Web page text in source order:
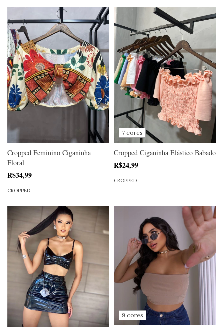
Cropped Feminino Ciganinha
Floral
R$34,99
CROPPED
7 cores
Cropped Ciganinha Elástico Babado
R$24,99
CROPPED
9 cores